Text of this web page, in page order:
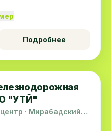
Подробнее
"УТЙ"
· Мирабадский